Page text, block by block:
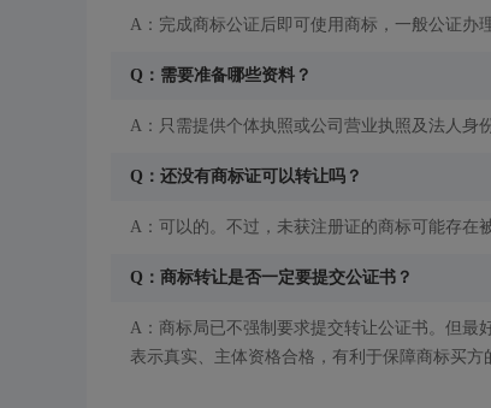
A：完成商标公证后即可使用商标，一般公证办
Q：需要准备哪些资料？
A：只需提供个体执照或公司营业执照及法人身
Q：还没有商标证可以转让吗？
A：可以的。不过，未获注册证的商标可能存在
Q：商标转让是否一定要提交公证书？
A：商标局已不强制要求提交转让公证书。但最
表示真实、主体资格合格，有利于保障商标买方